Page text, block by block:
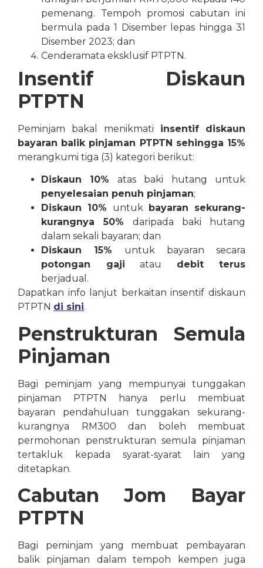
pemenang. Tempoh promosi cabutan ini
bermula pada 1 Disember lepas hingga 31
Disember 2023; dan
Cenderamata eksklusif PTPTN.
Insentif Diskaun
PTPTN
Peminjam bakal menikmati insentif
diskaun
bayaran balik pinjaman PTPTN sehingga 15%
merangkumi tiga (3) kategori berikut:
Diskaun 10% atas baki hutang untuk
penyelesaian penuh pinjaman;
Diskaun 10% untuk
bayaran sekurang-
kurangnya 50% daripada baki hutang
dalam sekali bayaran; dan
Diskaun 15% untuk bayaran secara
potongan gaji atau debit terus
berjadual.
Dapatkan info lanjut berkaitan insentif diskaun
PTPTN di sini.
Penstrukturan Semula
Pinjaman
Bagi peminjam yang mempunyai
tunggakan
pinjaman PTPTN hanya perlu
membuat
bayaran
pendahuluan tunggakan
sekurang-
kurangnya RM300 dan boleh
membuat
permohonan
penstrukturan semula
pinjaman
tertakluk
kepada syarat-syarat lain yang
ditetapkan.
Cabutan Jom Bayar
PTPTN
Bagi peminjam yang membuat pembayaran
balik pinjaman dalam tempoh kempen juga